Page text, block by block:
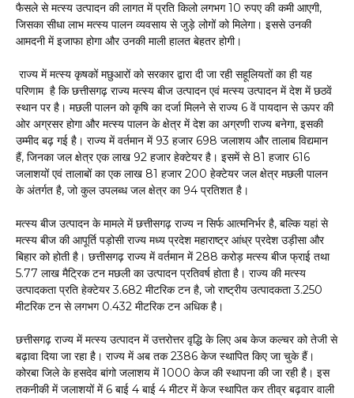
फैसले से मत्स्य उत्पादन की लागत में प्रति किलो लगभग 10 रुपए की कमी आएगी,
जिसका सीधा लाभ मत्स्य पालन व्यवसाय से जुड़े लोगों को मिलेगा। इससे उनकी
आमदनी में इजाफा होगा और उनकी माली हालत बेहतर होगी।
राज्य में मत्स्य कृषकों मछुआरों को सरकार द्वारा दी जा रही सहूलियतों का ही यह
परिणाम है कि छत्तीसगढ़ राज्य मत्स्य बीज उत्पादन एवं मत्स्य उत्पादन में देश में छठवें
स्थान पर है। मछली पालन को कृषि का दर्जा मिलने से राज्य 6 वें पायदान से ऊपर की
ओर अग्रसर होगा और मत्स्य पालन के क्षेत्र में देश का अग्रणी राज्य बनेगा, इसकी
उम्मीद बढ़ गई है। राज्य में वर्तमान में 93 हजार 698 जलाशय और तालाब विद्यमान
हैं, जिनका जल क्षेत्र एक लाख 92 हजार हेक्टेयर है। इसमें से 81 हजार 616
जलाशयों एवं तालाबों का एक लाख 81 हजार 200 हेक्टेयर जल क्षेत्र मछली पालन
के अंतर्गत है, जो कुल उपलब्ध जल क्षेत्र का 94 प्रतिशत है।
मत्स्य बीज उत्पादन के मामले में छत्तीसगढ़ राज्य न सिर्फ आत्मनिर्भर है, बल्कि यहां से
मत्स्य बीज की आपूर्ति पड़ोसी राज्य मध्य प्रदेश महाराष्ट्र आंध्र प्रदेश उड़ीसा और
बिहार को होती है। छत्तीसगढ़ राज्य में वर्तमान में 288 करोड़ मत्स्य बीज फ्राई तथा
5.77 लाख मैट्रिक टन मछली का उत्पादन प्रतिवर्ष होता है। राज्य की मत्स्य
उत्पादकता प्रति हेक्टेयर 3.682 मीटरिक टन है, जो राष्ट्रीय उत्पादकता 3.250
मीटरिक टन से लगभग 0.432 मीटरिक टन अधिक है।
छत्तीसगढ़ राज्य में मत्स्य उत्पादन में उत्तरोत्तर वृद्धि के लिए अब केज कल्चर को तेजी से
बढ़ावा दिया जा रहा है। राज्य में अब तक 2386 केज स्थापित किए जा चुके हैं।
कोरबा जिले के हसदेव बांगो जलाशय में 1000 केज की स्थापना की जा रही है। इस
तकनीकी में जलाशयों में 6 बाई 4 बाई 4 मीटर में केज स्थापित कर तीव्र बढ़वार वाली